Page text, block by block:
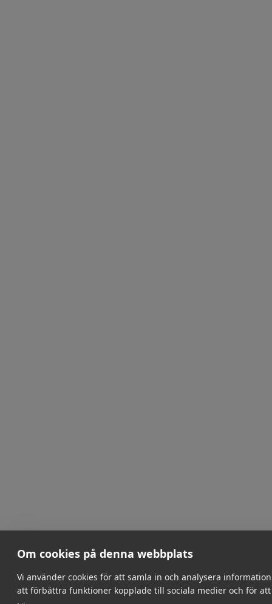
Om cookies på denna webbplats
Vi använder cookies för att samla in och analysera
att förbättra funktioner kopplade till sociala medier och för